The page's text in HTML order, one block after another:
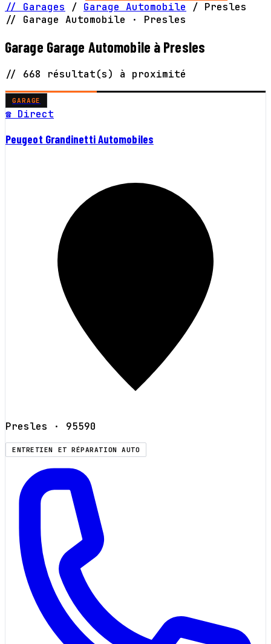
// Garages / Garage Automobile / Presles
// Garage Automobile · Presles
Garage Garage Automobile à Presles
// 668 résultat(s) à proximité
GARAGE
☎ Direct
Peugeot Grandinetti Automobiles
Presles · 95590
ENTRETIEN ET RÉPARATION AUTO